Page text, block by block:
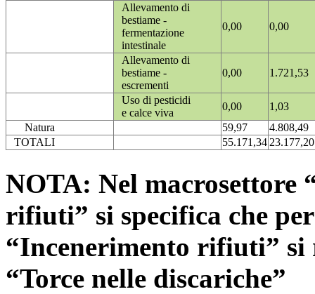
Allevamento di
bestiame -
fermentazione
intestinale
0,00 0,00
Allevamento di
bestiame -
escrementi
0,00 1.721,53
Uso di pesticidi
e calce viva
0,00
1,03
Natura
59,97
4.808,49
TOTALI
55.171,3423.177,20
NOTA: Nel macrosettore
rifiuti” si specifica che
“Incenerimento rifiuti”
“Torce nelle discariche”